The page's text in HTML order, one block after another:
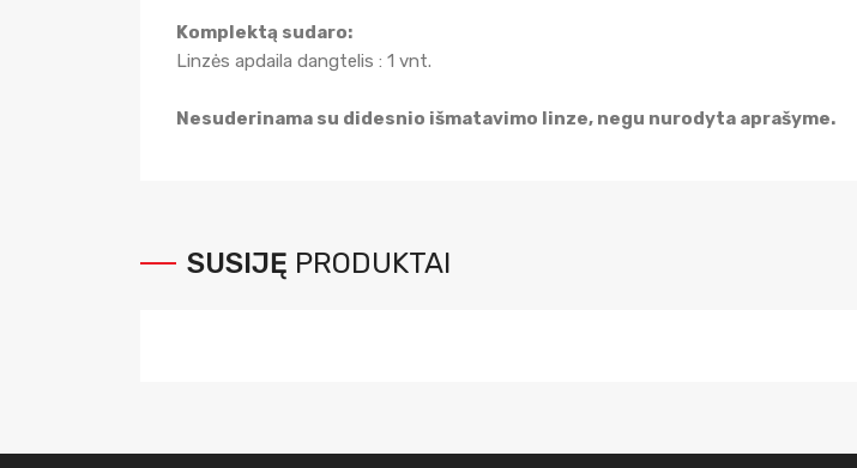
Komplektą sudaro:
Linzės apdaila dangtelis : 1 vnt.
Nesuderinama su didesnio išmatavimo linze, negu nurodyta aprašyme.
SUSIJĘ PRODUKTAI